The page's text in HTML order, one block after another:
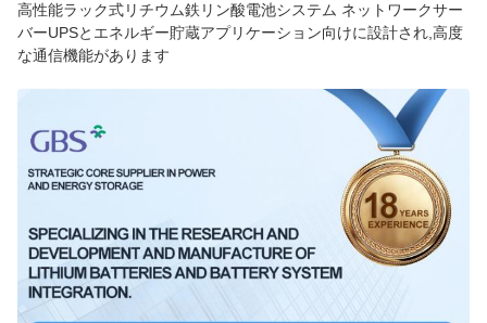
高性能ラック式リチウム鉄リン酸電池システム ネットワークサー
バーUPSとエネルギー貯蔵アプリケーション向けに設計され,高度
な通信機能があります